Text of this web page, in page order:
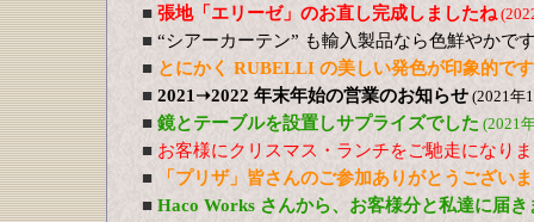
■ 張地「エリーゼ」のお直し完成しましたね
■ “シアーカーテン” も輸入製品なら色鮮やかで
■ とにかく RUBELLI の美しい発色が印象的です
■ 2021➝2022 年末年始の営業のお知らせ (2021年
■ 鏡とテーブルを設置しサプライズでした (2021
■ お客様にクリスマス・ランチをご馳走になり
■
「プリザ」皆さんのご参加ありがとうござい
■ Haco Works さんから、お客様分と私達に届き